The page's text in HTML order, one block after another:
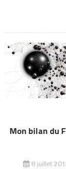
Mon bilan du
8 juillet